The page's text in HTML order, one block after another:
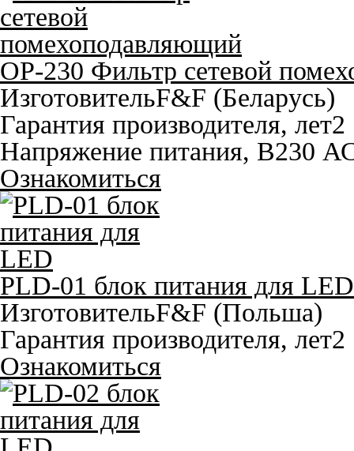
OP-230 Фильтр сетевой
ИзготовительF&F (Беларусь)
Гарантия производителя, лет2
Напряжение питания, В230
Ознакомиться
PLD-01 блок питания для LED
ИзготовительF&F (Польша)
Гарантия производителя, лет2
Ознакомиться